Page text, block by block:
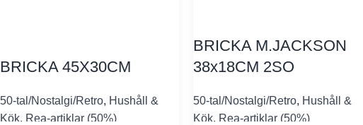
BRICKA 45X30CM
50-tal/Nostalgi/Retro, Hushåll &
Kök, Rea-artiklar (50%)
BRICKA M.JACKSON
38x18CM 2SO
50-tal/Nostalgi/Retro, Hushåll &
Kök, Rea-artiklar (50%)